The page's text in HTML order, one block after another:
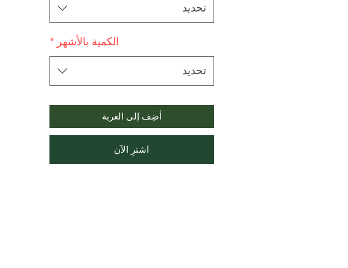
تحديد
الكمية بالأشهر *
تحديد
أضِف إلى العربة
اشترِ الآن